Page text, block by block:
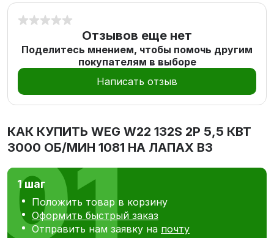
Отзывов еще нет
Поделитесь мнением, чтобы помочь другим
покупателям в выборе
Написать отзыв
КАК КУПИТЬ WEG W22 132S 2P 5,5 КВТ
3000 ОБ/МИН 1081 НА ЛАПАХ В3
1 шаг
Положить товар в корзину
Оформить быстрый заказ
Отправить нам заявку на почту